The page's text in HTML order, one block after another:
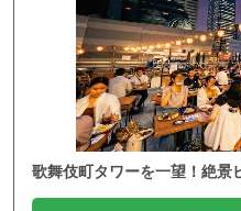
歌舞伎町タワーを一望！絶景